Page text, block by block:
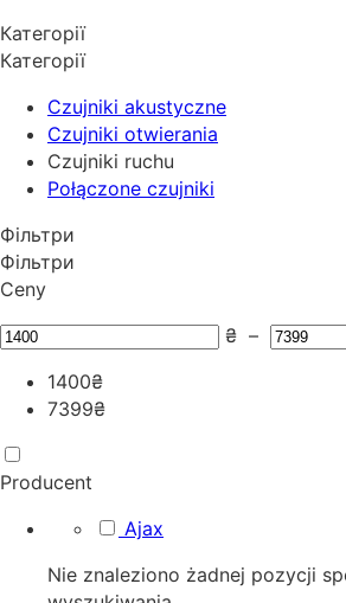
Категорії
Категорії
Czujniki akustyczne
Czujniki otwierania
Czujniki ruchu
Połączone czujniki
Фільтри
Фільтри
Ceny
₴ –
1400₴
7399₴
Producent
Ajax
Nie znaleziono żadnej pozycji